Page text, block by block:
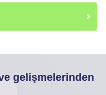
gelişmelerinden